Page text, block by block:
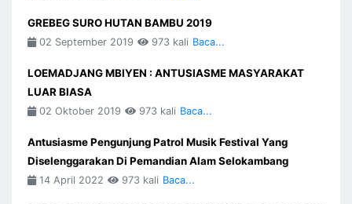
GREBEG SURO HUTAN BAMBU 2019
02 September 2019 973 kali Baca...
LOEMADJANG MBIYEN : ANTUSIASME MASYARAKAT
LUAR BIASA
02 Oktober 2019 973 kali Baca...
Antusiasme Pengunjung Patrol Musik Festival Yang
Diselenggarakan Di Pemandian Alam Selokambang
14 April 2022 973 kali Baca...